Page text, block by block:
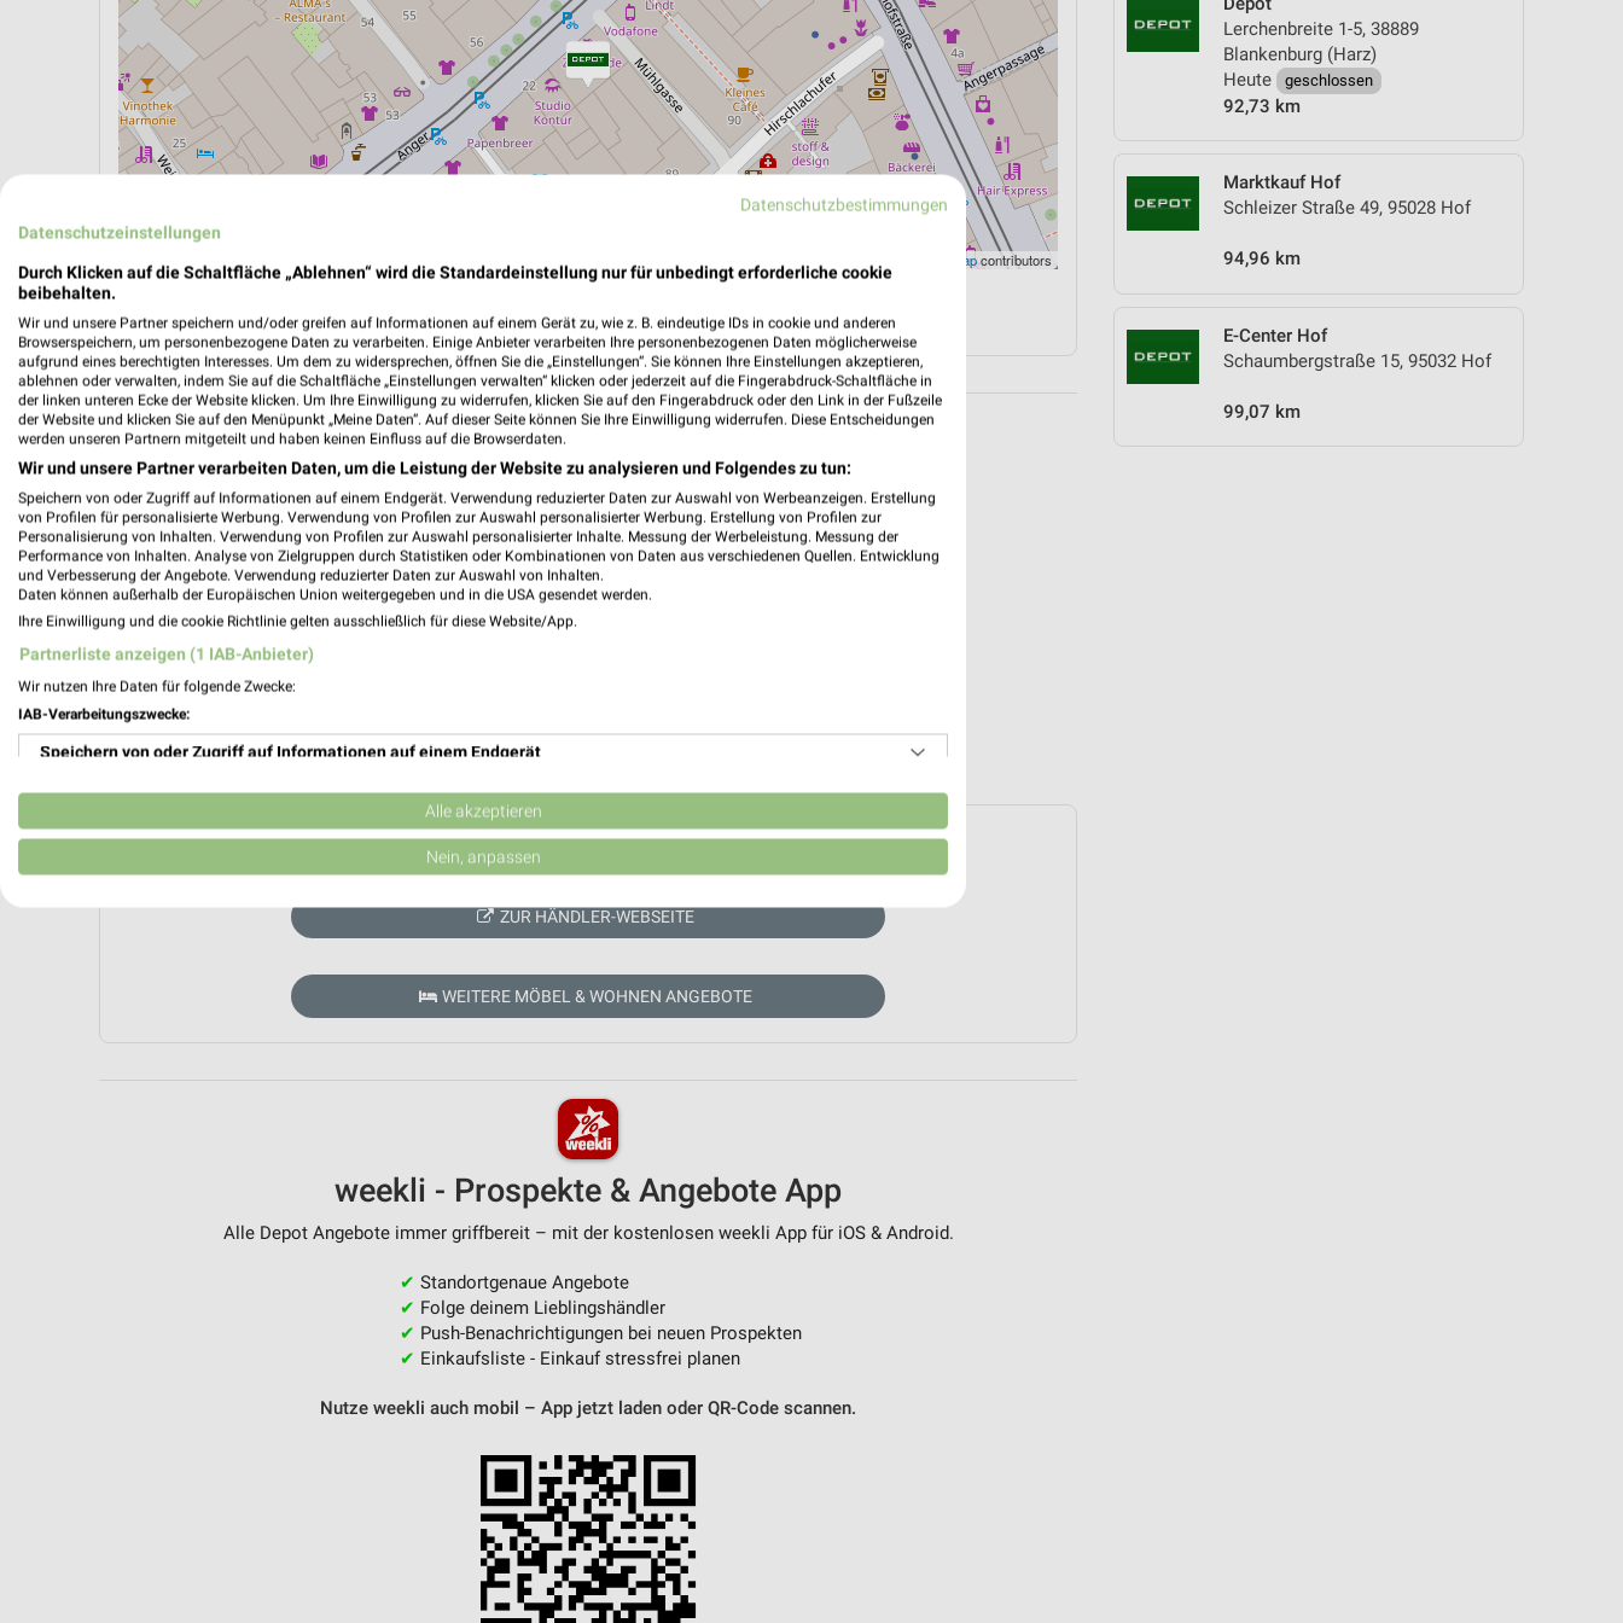
Lerchenbreite 1-5, 38889
Blankenburg (Harz)
Heute
geschlossen
92,73 km
Marktkauf Hof
Schleizer Straße 49, 95028 Hof
94,96 km
E-Center Hof
Schaumbergstraße 15, 95032 Hof
99,07 km
Leaflet © OpenStreetMapcontributors
Aktuell keine Prospekte vorhanden.
ZUR HÄNDLER-WEBSEITE
WEITERE MÖBEL & WOHNEN ANGEBOTE
weekli - Prospekte & Angebote App
Alle Depot Angebote immer griffbereit – mit der kostenlosen weekli App für iOS & Android.
✔ Standortgenaue Angebote
✔ Folge deinem Lieblingshändler
✔ Push-Benachrichtigungen bei neuen Prospekten
✔ Einkaufsliste - Einkauf stressfrei planen
Nutze weekli auch mobil – App jetzt laden oder QR-Code scannen.
Datenschutzbestimmungen
Datenschutzeinstellungen
Durch Klicken auf die Schaltfläche „Ablehnen“ wird die Standardeinstellung nur für unbedingt erforderliche cookie
beibehalten.
Wir und unsere Partner speichern und/oder greifen auf Informationen auf einem Gerät zu, wie z. B. eindeutige IDs in cookie und anderen
Browserspeichern, um personenbezogene Daten zu verarbeiten. Einige Anbieter verarbeiten Ihre personenbezogenen Daten möglicherweise
aufgrund eines berechtigten Interesses. Um dem zu widersprechen, öffnen Sie die „Einstellungen“. Sie können Ihre Einstellungen akzeptieren,
ablehnen oder verwalten, indem Sie auf die Schaltfläche „Einstellungen verwalten“ klicken oder jederzeit auf die Fingerabdruck-Schaltfläche in
der linken unteren Ecke der Website klicken. Um Ihre Einwilligung zu widerrufen, klicken Sie auf den Fingerabdruck oder den Link in der Fußzeile
der Website und klicken Sie auf den Menüpunkt „Meine Daten“. Auf dieser Seite können Sie Ihre Einwilligung widerrufen. Diese Entscheidungen
werden unseren Partnern mitgeteilt und haben keinen Einfluss auf die Browserdaten.
Wir und unsere Partner verarbeiten Daten, um die Leistung der Website zu analysieren und Folgendes zu tun:
Speichern von oder Zugriff auf Informationen auf einem Endgerät. Verwendung reduzierter Daten zur Auswahl von Werbeanzeigen. Erstellung
von Profilen für personalisierte Werbung. Verwendung von Profilen zur Auswahl personalisierter Werbung. Erstellung von Profilen zur
Personalisierung von Inhalten. Verwendung von Profilen zur Auswahl personalisierter Inhalte. Messung der Werbeleistung. Messung der
Performance von Inhalten. Analyse von Zielgruppen durch Statistiken oder Kombinationen von Daten aus verschiedenen Quellen. Entwicklung
und Verbesserung der Angebote. Verwendung reduzierter Daten zur Auswahl von Inhalten.
Daten können außerhalb der Europäischen Union weitergegeben und in die USA gesendet werden.
Ihre Einwilligung und die cookie Richtlinie gelten ausschließlich für diese Website/App.
Partnerliste anzeigen (1 IAB-Anbieter)
Wir nutzen Ihre Daten für folgende Zwecke:
IAB-Verarbeitungszwecke:
Speichern von oder Zugriff auf Informationen auf einem Endgerät
Verwendung reduzierter Daten zur Auswahl von Werbeanzeigen
Erstellung von Profilen für personalisierte Werbung
Verwendung von Profilen zur Auswahl personalisierter Inhalte
Analyse von Zielgruppen durch Statistiken oder Kombinationen von Daten aus verschiedenen
Alle akzeptieren
Nein, anpassen